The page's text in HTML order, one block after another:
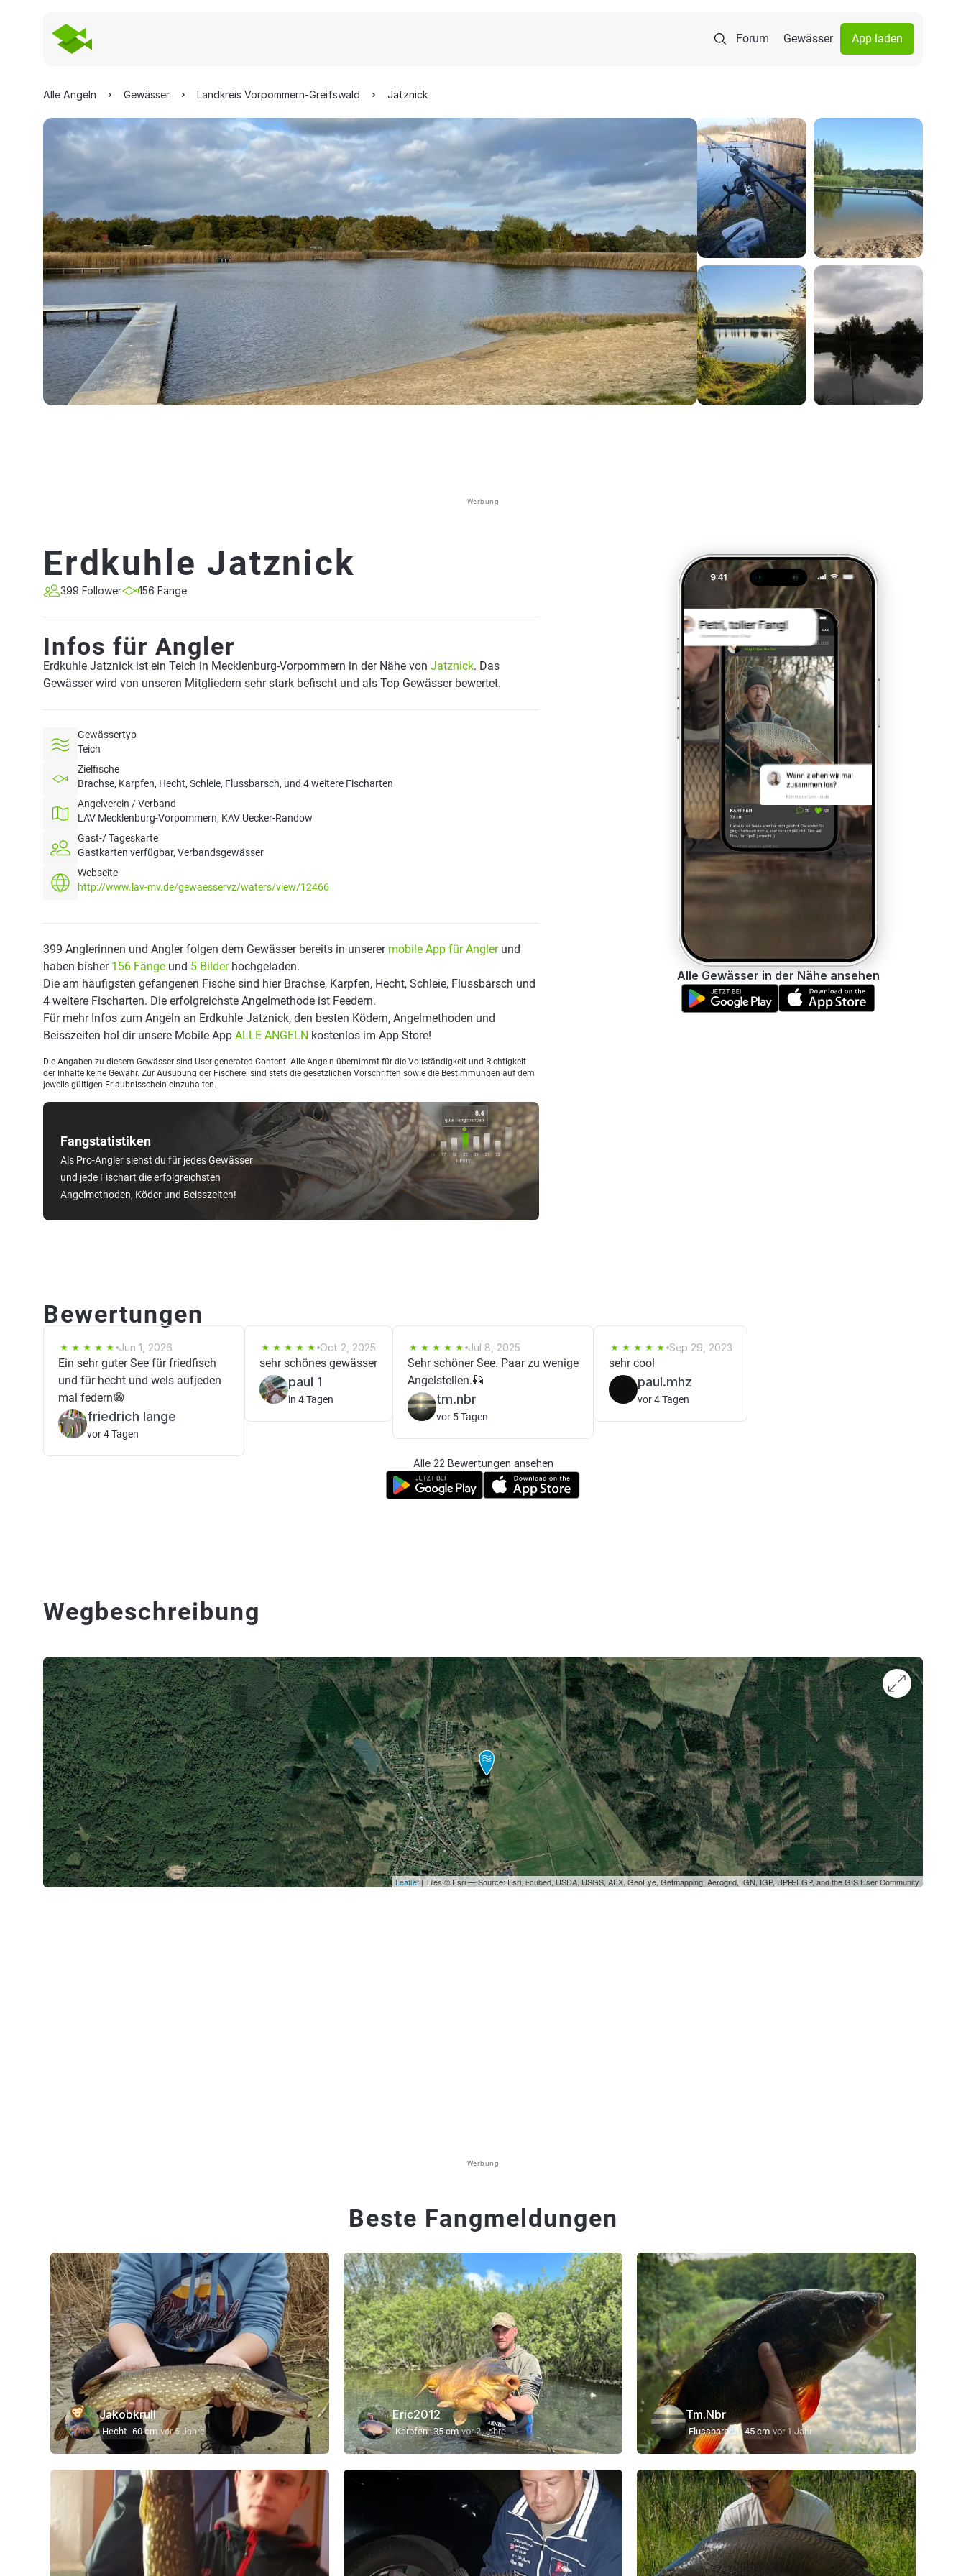
Forum Gewässer App laden
Alle Angeln Gewässer Landkreis Vorpommern-Greifswald Jatznick
Werbung
Erdkuhle Jatznick
399 Follower 156 Fänge
Infos für Angler
Erdkuhle Jatznick ist ein Teich in Mecklenburg-Vorpommern in der Nähe von Jatznick. Das
Gewässer wird von unseren Mitgliedern sehr stark befischt und als Top Gewässer bewertet.
Gewässertyp
Teich
Zielfische
Brachse, Karpfen, Hecht, Schleie, Flussbarsch, und 4 weitere Fischarten
Angelverein / Verband
LAV Mecklenburg-Vorpommern, KAV Uecker-Randow
Gast-/ Tageskarte
Gastkarten verfügbar, Verbandsgewässer
Webseite
http://www.lav-mv.de/gewaesservz/waters/view/12466
Fangstatistiken
Als Pro-Angler siehst du für jedes Gewässer
und jede Fischart die erfolgreichsten
Angelmethoden, Köder und Beisszeiten!
399 Anglerinnen und Angler folgen dem Gewässer bereits in unserer mobile App für Anglerund
haben bisher 156 Fänge und 5 Bilderhochgeladen.
Die am häufigsten gefangenen Fische sind hier Brachse, Karpfen, Hecht, Schleie, Flussbarsch und
4 weitere Fischarten. Die erfolgreichste Angelmethode ist Feedern.
Für mehr Infos zum Angeln an Erdkuhle Jatznick, den besten Ködern, Angelmethoden und
Beisszeiten hol dir unsere Mobile App ALLE ANGELN kostenlos im App Store!
Die Angaben zu diesem Gewässer sind User generated Content. Alle Angeln übernimmt für die Vollständigkeit und Richtigkeit
der Inhalte keine Gewähr. Zur Ausübung der Fischerei sind stets die gesetzlichen Vorschriften sowie die Bestimmungen auf dem
jeweils gültigen Erlaubnisschein einzuhalten.
Alle Gewässer in der Nähe ansehen
Bewertungen
Jun 1, 2026
Ein sehr guter See für friedfisch
und für hecht und wels aufjeden
mal federn😁
friedrich lange
vor 4 Tagen
Oct 2, 2025
sehr schönes gewässer
paul 1
in 4 Tagen
Jul 8, 2025
Sehr schöner See. Paar zu wenige
Angelstellen.🎣
tm.nbr
vor 5 Tagen
Sep 29, 2023
sehr cool
paul.mhz
vor 4 Tagen
Alle 22 Bewertungen ansehen
Wegbeschreibung
Leaflet| Tiles © Esri — Source: Esri, i-cubed, USDA, USGS, AEX, GeoEye, Getmapping, Aerogrid, IGN, IGP, UPR-EGP, and the GIS User Community
Werbung
Beste Fangmeldungen
Jakobkrull
Hecht 60 cm vor 5 Jahre
Eric2012
Karpfen 35 cm vor 2 Jahre
Tm.Nbr
Flussbarsch 45 cm vor 1 Jahr